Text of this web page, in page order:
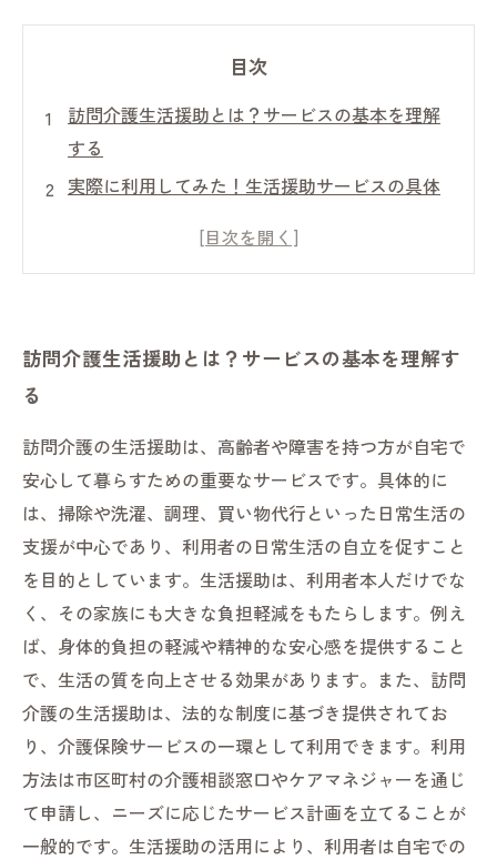
目次
訪問介護生活援助とは？サービスの基本を理解
する
実際に利用してみた！生活援助サービスの具体
利用中の課題とその解決策：訪問介護生活援助
とは？
えて考える
訪問介護生活援助のメリットまとめ：利用者と
家族の声を紹介
訪問介護生活援助を賢く利用するためのポイン
トと注意点
訪問介護生活援助とは？サービスの基本を理解す
る
訪問介護の生活援助は、高齢者や障害を持つ方が自宅で
安心して暮らすための重要なサービスです。具体的に
は、掃除や洗濯、調理、買い物代行といった日常生活の
支援が中心であり、利用者の日常生活の自立を促すこと
を目的としています。生活援助は、利用者本人だけでな
く、その家族にも大きな負担軽減をもたらします。例え
ば、身体的負担の軽減や精神的な安心感を提供すること
で、生活の質を向上させる効果があります。また、訪問
介護の生活援助は、法的な制度に基づき提供されてお
り、介護保険サービスの一環として利用できます。利用
方法は市区町村の介護相談窓口やケアマネジャーを通じ
て申請し、ニーズに応じたサービス計画を立てることが
一般的です。生活援助の活用により、利用者は自宅での